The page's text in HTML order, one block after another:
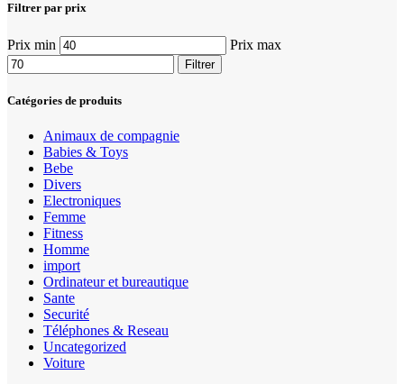
Filtrer par prix
Prix min Prix max
Filtrer
Catégories de produits
Animaux de compagnie
Babies & Toys
Bebe
Divers
Electroniques
Femme
Fitness
Homme
import
Ordinateur et bureautique
Sante
Securité
Téléphones & Reseau
Uncategorized
Voiture